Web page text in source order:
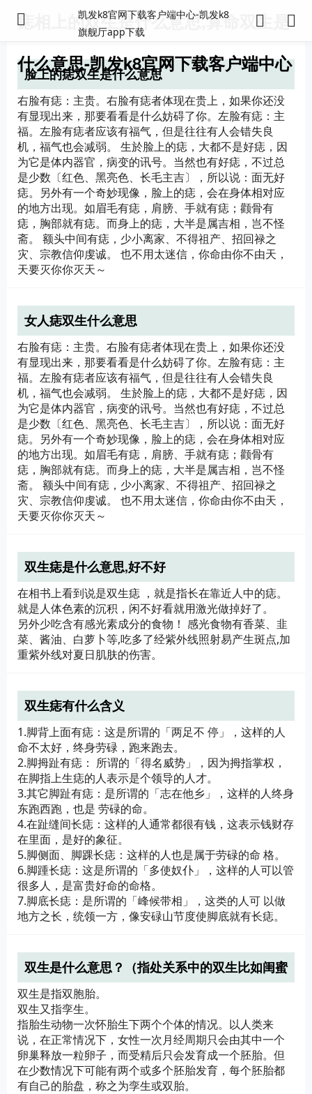
凯发k8官网下载客户端中心-凯发k8
旗舰厅app下载
痣相上的双生是什么意思,算命双生是
什么意思-凯发k8官网下载客户端中心
脸上的痣双生是什么意思
右脸有痣：主贵。右脸有痣者体现在贵上，如果你还没
有显现出来，那要看看是什么妨碍了你。左脸有痣：主
福。左脸有痣者应该有福气，但是往往有人会错失良
机，福气也会减弱。 生於脸上的痣，大都不是好痣，因
为它是体内器官，病变的讯号。当然也有好痣，不过总
是少数〔红色、黑亮色、长毛主吉〕，所以说：面无好
痣。另外有一个奇妙现像，脸上的痣，会在身体相对应
的地方出现。如眉毛有痣，肩膀、手就有痣；颧骨有
痣，胸部就有痣。而身上的痣，大半是属吉相，岂不怪
斋。 额头中间有痣，少小离家、不得祖产、招回禄之
灾、宗教信仰虔诚。 也不用太迷信，你命由你不由天，
天要灭你你灭天～
女人痣双生什么意思
右脸有痣：主贵。右脸有痣者体现在贵上，如果你还没
有显现出来，那要看看是什么妨碍了你。左脸有痣：主
福。左脸有痣者应该有福气，但是往往有人会错失良
机，福气也会减弱。 生於脸上的痣，大都不是好痣，因
为它是体内器官，病变的讯号。当然也有好痣，不过总
是少数〔红色、黑亮色、长毛主吉〕，所以说：面无好
痣。另外有一个奇妙现像，脸上的痣，会在身体相对应
的地方出现。如眉毛有痣，肩膀、手就有痣；颧骨有
痣，胸部就有痣。而身上的痣，大半是属吉相，岂不怪
斋。 额头中间有痣，少小离家、不得祖产、招回禄之
灾、宗教信仰虔诚。 也不用太迷信，你命由你不由天，
天要灭你你灭天～
双生痣是什么意思,好不好
在相书上看到说是双生痣 ，就是指长在靠近人中的痣。
就是人体色素的沉积，闲不好看就用激光做掉好了。
另外少吃含有感光素成分的食物！ 感光食物有香菜、韭
菜、酱油、白萝卜等,吃多了经紫外线照射易产生斑点,加
重紫外线对夏日肌肤的伤害。
双生痣有什么含义
1.脚背上面有痣：这是所谓的「两足不 停」，这样的人
命不太好，终身劳碌，跑来跑去。
2.脚拇趾有痣： 所谓的「得名威势」，因为拇指掌权，
在脚指上生痣的人表示是个领导的人才。
3.其它脚趾有痣：是所谓的「志在他乡」，这样的人终身
东跑西跑，也是 劳碌的命。
4.在趾缝间长痣：这样的人通常都很有钱，这表示钱财存
在里面，是好的象征。
5.脚侧面、脚踝长痣：这样的人也是属于劳碌的命 格。
6.脚踵长痣：这是所谓的「多使奴仆」，这样的人可以管
很多人，是富贵好命的命格。
7.脚底长痣：是所谓的「峰候带相」，这类的人可 以做
地方之长，统领一方，像安碌山节度使脚底就有长痣。
双生是什么意思？（指处关系中的双生比如闺蜜
什么的）
双生是指双胞胎。
双生又指孪生。
指胎生动物一次怀胎生下两个个体的情况。以人类来
说，在正常情况下，女性一次月经周期只会由其中一个
卵巢释放一粒卵子，而受精后只会发育成一个胚胎。但
在少数情况下可能有两个或多个胚胎发育，每个胚胎都
有自己的胎盘，称之为孪生或双胎。